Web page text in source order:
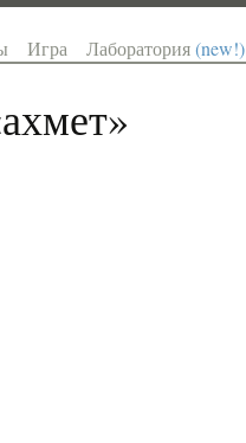
Игра Лаборатория(new!)
ахмет»